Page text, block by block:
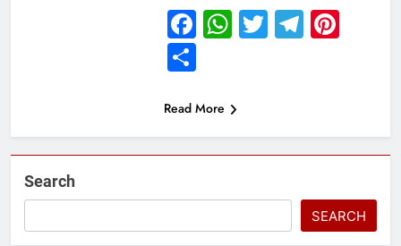
Facebook
WhatsApp
Twitter
Share
Read More
Search
SEARCH